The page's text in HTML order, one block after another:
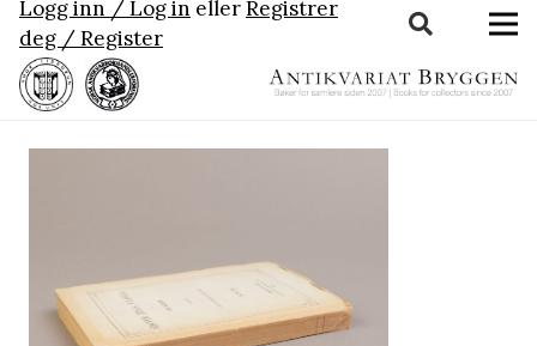
Logg inn / Log in ellerRegistrer
deg / Register